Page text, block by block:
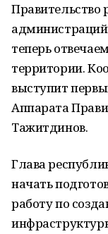
Правительство
теперь
территории.
выступит
Аппарата
Тажитдинов.
Глава
начать
работу по